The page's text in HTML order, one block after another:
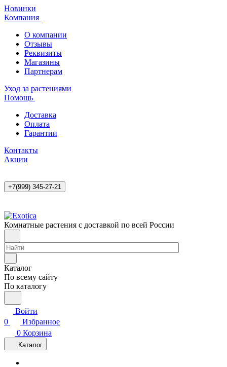
Новинки
Компания
О компании
Отзывы
Реквизиты
Магазины
Партнерам
Уход за растениями
Помощь
Доставка
Оплата
Гарантии
Контакты
Акции
+7(999) 345-27-21
Комнатные растения с доставкой по всей России
Каталог
По всему сайту
По каталогу
Войти
0
Избранное
0 Корзина
Каталог